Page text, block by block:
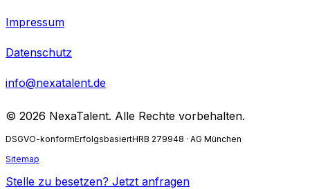
Impressum
Datenschutz
info@nexatalent.de
© 2026 NexaTalent. Alle Rechte vorbehalten.
DSGVO-konformErfolgsbasiertHRB 279948 · AG München
Sitemap
Stelle zu besetzen? Jetzt anfragen